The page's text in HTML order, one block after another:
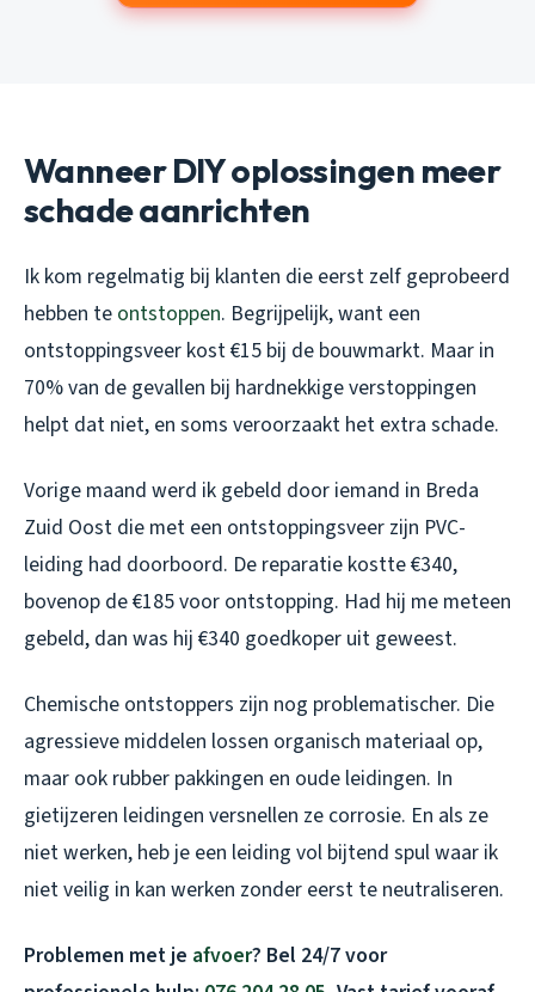
Wanneer DIY oplossingen meer
schade aanrichten
Ik kom regelmatig bij klanten die eerst zelf geprobeerd
hebben te ontstoppen. Begrijpelijk, want een
ontstoppingsveer kost €15 bij de bouwmarkt. Maar in
70% van de gevallen bij hardnekkige verstoppingen
helpt dat niet, en soms veroorzaakt het extra schade.
Vorige maand werd ik gebeld door iemand in Breda
Zuid Oost die met een ontstoppingsveer zijn PVC-
leiding had doorboord. De reparatie kostte €340,
bovenop de €185 voor ontstopping. Had hij me meteen
gebeld, dan was hij €340 goedkoper uit geweest.
Chemische ontstoppers zijn nog problematischer. Die
agressieve middelen lossen organisch materiaal op,
maar ook rubber pakkingen en oude leidingen. In
gietijzeren leidingen versnellen ze corrosie. En als ze
niet werken, heb je een leiding vol bijtend spul waar ik
niet veilig in kan werken zonder eerst te neutraliseren.
Problemen met je afvoer? Bel 24/7 voor